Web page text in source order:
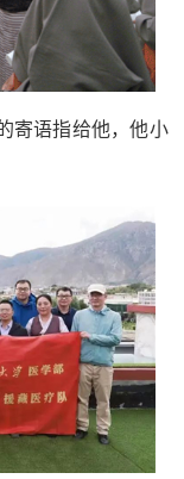
寄语指给他，他小